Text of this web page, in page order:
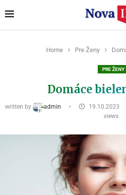
Home Pre Ženy
PRE ŽENY
Domáce
written by admin 19.10.2023
views